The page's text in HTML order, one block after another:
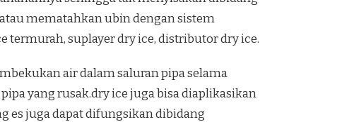
mematahkan ubin dengan sistem
suplayer dry ice, distributor dry ice.
air dalam saluran pipa selama
yang rusak.dry ice juga bisa diaplikasikan
es juga dapat difungsikan dibidang